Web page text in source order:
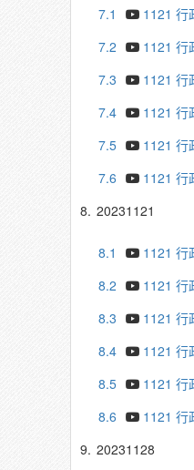
7.1
1121 行
7.2
1121 行
7.3
1121 行
7.4
1121 行
7.5
1121 行
7.6
1121 行
8. 20231121
8.1
1121 行
8.2
1121 行
8.3
1121 行
8.4
1121 行
8.5
1121 行
8.6
1121 行
9. 20231128